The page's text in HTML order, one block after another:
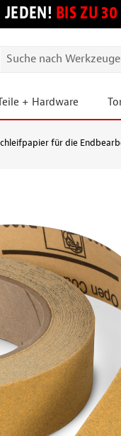
JEDEN! BIS ZU
+ Hardware
für die